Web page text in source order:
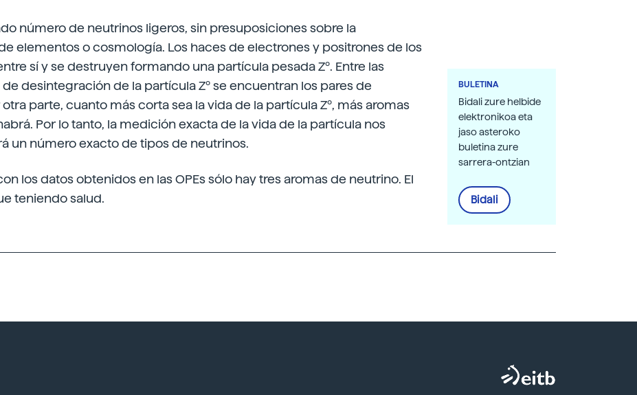
número de neutrinos ligeros, sin presuposiciones sobre la
elementos o cosmología. Los haces de electrones y positrones de los
sí y se destruyen formando una partícula pesada Zº. Entre las
desintegración de la partícula Zº se encuentran los pares de
parte, cuanto más corta sea la vida de la partícula Zº, más aromas
Por lo tanto, la medición exacta de la vida de la partícula nos
un número exacto de tipos de neutrinos.
los datos obtenidos en las OPEs sólo hay tres aromas de neutrino. El
teniendo salud.
BULETINA
Bidali zure helbide
elektronikoa eta
jaso asteroko
buletina zure
sarrera-ontzian
Bidali